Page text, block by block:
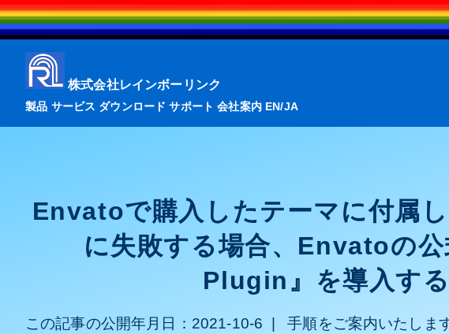
株式会社レインボーリンク
製品 サービス ダウンロード サポート 会社案内 EN/JA
Envatoで購入したテーマに付属
に失敗する場合、Envatoの
Plugin』を導入す
この記事の公開年月日： 2021-10-6 |手順をご案内いたします